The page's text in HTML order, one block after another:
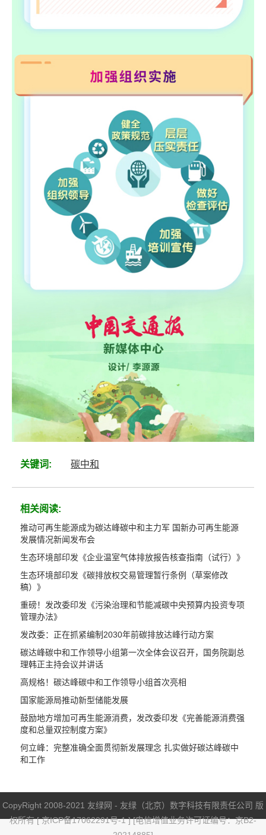
关键词: 碳中和
相关阅读:
推动可再生能源成为碳达峰碳中和主力军 国新办可再生能源
发展情况新闻发布会
生态环境部印发《企业温室气体排放报告核查指南（试行）》
生态环境部印发《碳排放权交易管理暂行条例（草案修改
稿）》
重磅！发改委印发《污染治理和节能减碳中央预算内投资专项
管理办法》
发改委：正在抓紧编制2030年前碳排放达峰行动方案
碳达峰碳中和工作领导小组第一次全体会议召开，国务院副总
理韩正主持会议并讲话
高规格！碳达峰碳中和工作领导小组首次亮相
国家能源局推动新型储能发展
鼓励地方增加可再生能源消费，发改委印发《完善能源消费强
度和总量双控制度方案》
何立峰：完整准确全面贯彻新发展理念 扎实做好碳达峰碳中
和工作
CopyRight 2008-2021 友绿网 - 友绿（北京）数字科技有限责任公司 版
权所有 [京ICP备17062291号-1] [电信增值业务许可证编号：京B2-